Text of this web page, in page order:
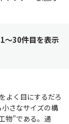
〜30件目を表示
よく目にするだろ
さなサイズの構
物”である。通